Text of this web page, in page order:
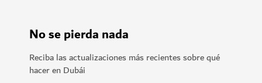
No se pierda nada
Reciba las actualizaciones más recientes sobre qué
hacer en Dubái